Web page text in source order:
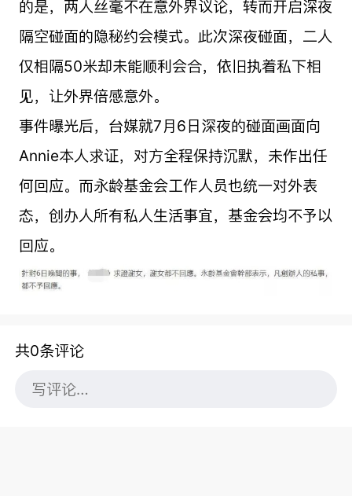
的是，两人丝毫不在意外界议论，转而开启深夜
隔空碰面的隐秘约会模式。此次深夜碰面，二人
仅相隔50米却未能顺利会合，依旧执着私下相
见，让外界倍感意外。
事件曝光后，台媒就7月6日深夜的碰面画面向
Annie本人求证，对方全程保持沉默，未作出任
何回应。而永龄基金会工作人员也统一对外表
态，创办人所有私人生活事宜，基金会均不予以
回应。
共0条评论